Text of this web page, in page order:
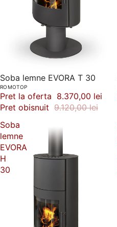
-8%
Soba lemne EVORA T 30
ROMOTOP
Pret la oferta 8.370,00 lei
Pret obisnuit 9.120,00 lei
Soba
lemne
EVORA
H
30